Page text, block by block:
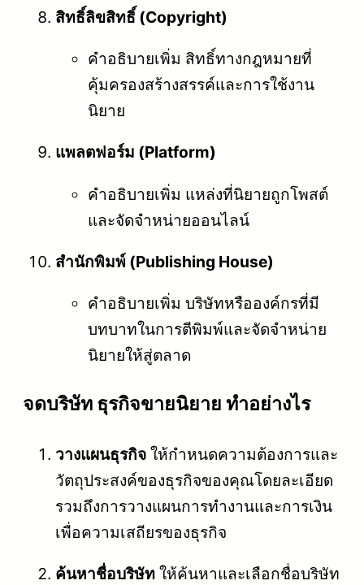
สิทธิ์ลิขสิทธิ์ (Copyright)
คำอธิบายเพิ่ม สิทธิ์ทางกฎหมายที่
คุ้มครองสร้างสรรค์และการใช้งาน
นิยาย
แพลตฟอร์ม (Platform)
คำอธิบายเพิ่ม แหล่งที่นิยายถูกโพสต์
และจัดจำหน่ายออนไลน์
สำนักพิมพ์ (Publishing House)
คำอธิบายเพิ่ม บริษัทหรือองค์กรที่มี
บทบาทในการตีพิมพ์และจัดจำหน่าย
นิยายให้สู่ตลาด
จดบริษัท ธุรกิจขายนิยาย ทำอย่างไร
วางแผนธุรกิจ ให้กำหนดความต้องการและ
วัตถุประสงค์ของธุรกิจของคุณโดยละเอียด
รวมถึงการวางแผนการทำงานและการเงิน
เพื่อความเสถียรของธุรกิจ
ค้นหาชื่อบริษัท ให้ค้นหาและเลือกชื่อบริษัท